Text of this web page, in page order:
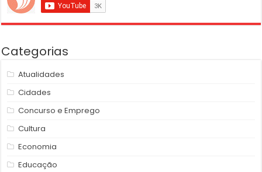
Categorias
Atualidades
Cidades
Concurso e Emprego
Cultura
Economia
Educação